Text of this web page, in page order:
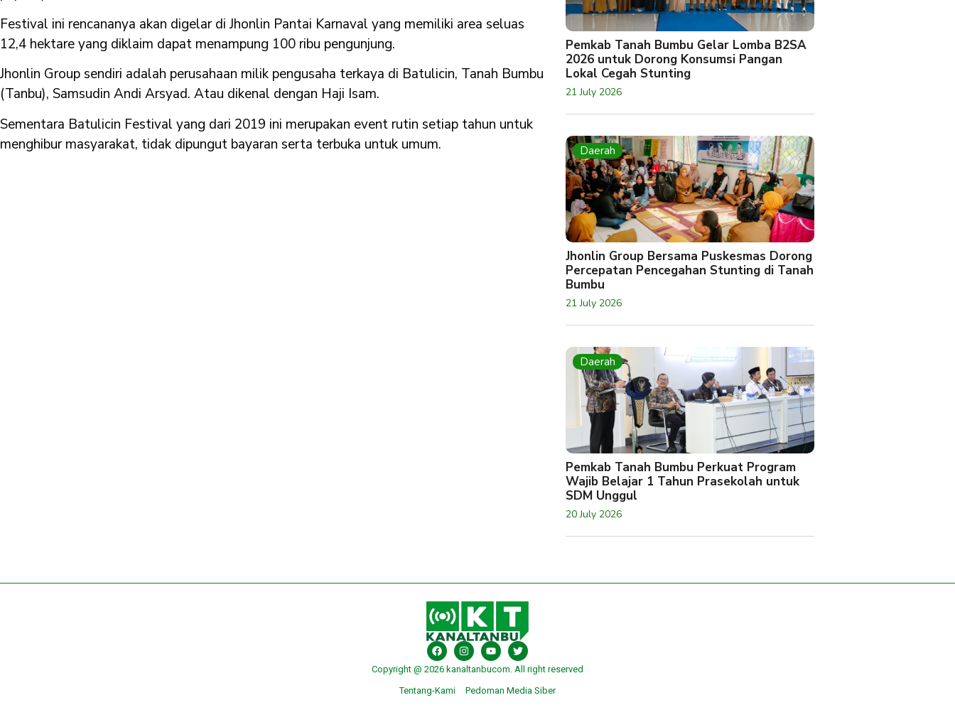
Festival ini rencananya akan digelar di Jhonlin Pantai Karnaval yang memiliki area seluas
12,4 hektare yang diklaim dapat menampung 100 ribu pengunjung.
Jhonlin Group sendiri adalah perusahaan milik pengusaha terkaya di Batulicin, Tanah Bumbu
(Tanbu), Samsudin Andi Arsyad. Atau dikenal dengan Haji Isam.
Sementara Batulicin Festival yang dari 2019 ini merupakan event rutin setiap tahun untuk
menghibur masyarakat, tidak dipungut bayaran serta terbuka untuk umum.
Pemkab Tanah Bumbu Gelar Lomba B2SA
2026 untuk Dorong Konsumsi Pangan
Lokal Cegah Stunting
21 July 2026
Daerah
Jhonlin Group Bersama Puskesmas Dorong
Percepatan Pencegahan Stunting di Tanah
Bumbu
21 July 2026
Daerah
Pemkab Tanah Bumbu Perkuat Program
Wajib Belajar 1 Tahun Prasekolah untuk
SDM Unggul
20 July 2026
Copyright @ 2026 kanaltanbucom. All right reserved
Tentang-Kami
Pedoman Media Siber